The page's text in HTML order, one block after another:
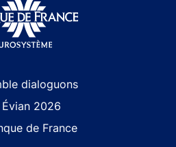
dialoguons
Évian 2026
de France